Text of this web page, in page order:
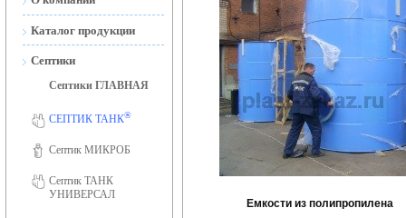
Сертификаты ISO 9001
Фотогалерея
Вакансии
Каталог продукции
Септики
Септики ГЛАВНАЯ
СЕПТИК ТАНК®
Септик МИКРОБ
Септик ТАНК
УНИВЕРСАЛ
Емкости из полипропилена